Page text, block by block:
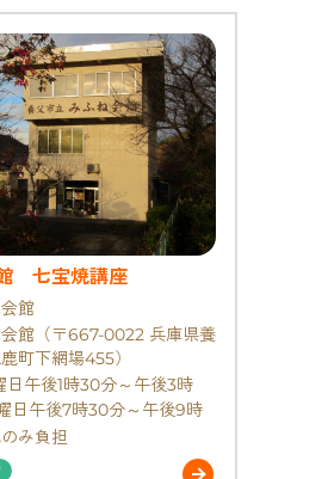
七宝焼講座
館
館（〒667-0022 兵庫県養
町下網場455）
日午後1時30分～午後3時
日午後7時30分～午後9時
み負担